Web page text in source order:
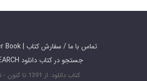
Contact Us / Order Book | تماس با ما / سفارش کتاب
SEARCH جستجو در کتاب دانلود
کتاب دانلود: از 1391 تا کنون - تمامی حقوق محفوظ است